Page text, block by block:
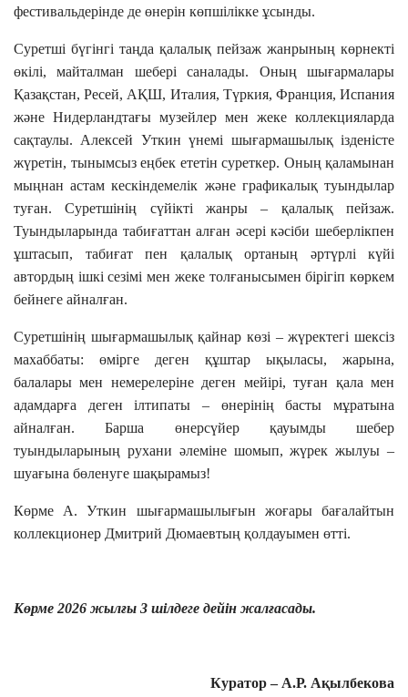
фестивальдерінде де өнерін көпшілікке ұсынды.
Суретші бүгінгі таңда қалалық пейзаж жанрының көрнекті
өкілі, майталман шебері саналады. Оның шығармалары
Қазақстан, Ресей, АҚШ, Италия, Түркия, Франция, Испания
және Нидерландтағы музейлер мен жеке коллекцияларда
сақтаулы. Алексей Уткин үнемі шығармашылық ізденісте
жүретін, тынымсыз еңбек ететін суреткер. Оның қаламынан
мыңнан астам кескіндемелік және графикалық туындылар
туған. Суретшінің сүйікті жанры – қалалық пейзаж.
Туындыларында табиғаттан алған әсері кәсіби шеберлікпен
ұштасып, табиғат пен қалалық ортаның әртүрлі күйі
автордың ішкі сезімі мен жеке толғанысымен бірігіп көркем
бейнеге айналған.
Суретшінің шығармашылық қайнар көзі – жүректегі шексіз
махаббаты: өмірге деген құштар ықыласы, жарына,
балалары мен немерелеріне деген мейірі, туған қала мен
адамдарға деген ілтипаты – өнерінің басты мұратына
айналған. Барша өнерсүйер қауымды шебер
туындыларының рухани әлеміне шомып, жүрек жылуы –
шуағына бөленуге шақырамыз!
Көрме А. Уткин шығармашылығын жоғары бағалайтын
коллекционер Дмитрий Дюмаевтың қолдауымен өтті.
Көрме 2026 жылғы 3 шілдеге дейін жалғасады.
Куратор – А.Р. Ақылбекова